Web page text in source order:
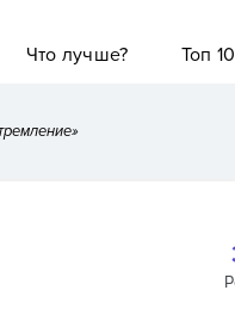
Что лучше? Топ 10